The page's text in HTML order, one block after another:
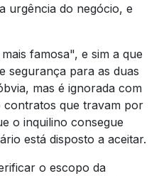
urgência do negócio, e
famosa", e sim a que
segurança para as duas
mas é ignorada com
contratos que travam por
o inquilino consegue
está disposto a aceitar.
o escopo da